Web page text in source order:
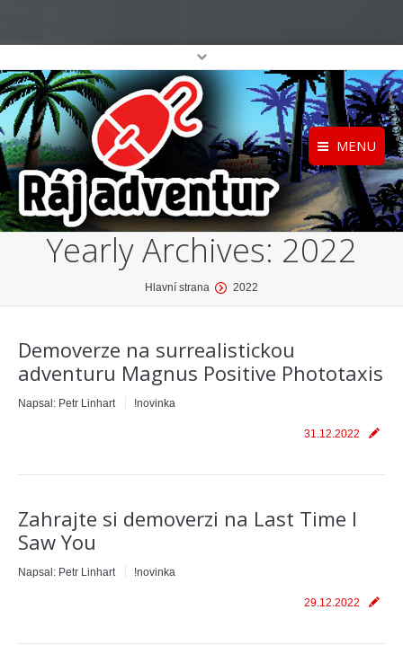
MENU
Registrace
Přihlášení
Home
O projektu
Katalog her
Yearly Archives: 2022
Hlavní strana 2022
Demoverze na surrealistickou
adventuru Magnus Positive Phototaxis
Napsal: Petr Linhart !novinka
31.12.2022
Zahrajte si demoverzi na Last Time I
Saw You
Napsal: Petr Linhart !novinka
29.12.2022